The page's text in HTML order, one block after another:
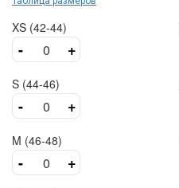
XS (42-44)
- +
S (44-46)
- +
M (46-48)
- +